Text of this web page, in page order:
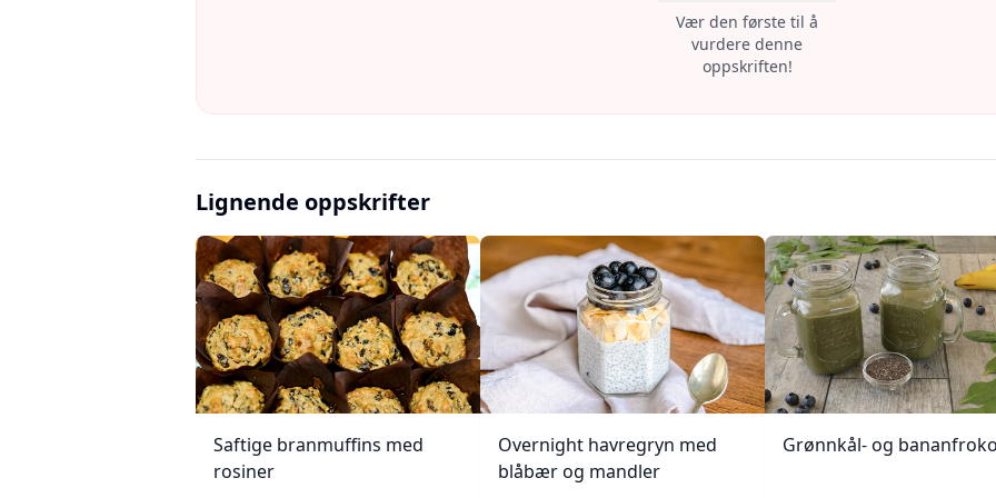
Vær den første til å
vurdere denne
oppskriften!
Lignende oppskrifter
Saftige branmuffins med
rosiner
Overnight havregryn med
blåbær og mandler
Grønnkål- og